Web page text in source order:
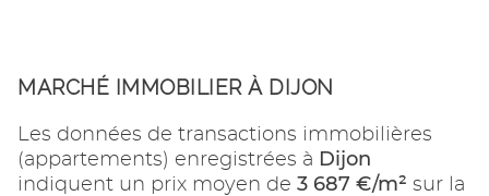
MARCHÉ IMMOBILIER À DIJON
Les données de transactions immobilières
(appartements) enregistrées à Dijon
indiquent un prix moyen de 3 687 €/m² sur la